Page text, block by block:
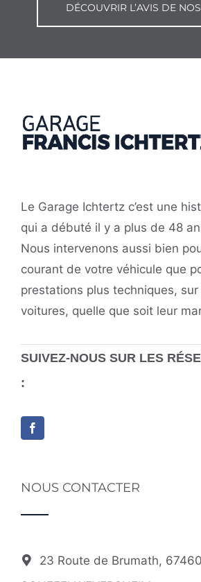
DÉCOUVRIR L’AVIS DE
Le Garage Ichtertz c’est une
qui a débuté il y a plus de 48
Nous intervenons aussi bien
courant de votre véhicule que
prestations plus techniques,
voitures, quelle que soit leur
SUIVEZ-NOUS SUR LES
:
NOUS CONTACTER
23 Route de Brumath, 67460